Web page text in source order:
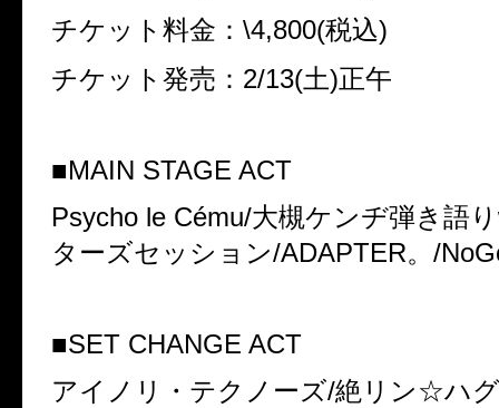
チケット料金： \4,800(税込)
チケット発売： 2/13(土)正午
■MAIN STAGE ACT
Psycho le Cému/大槻ケンヂ弾き語り
ターズセッション/ADAPTER。 /
■SET CHANGE ACT
アイノリ・テクノーズ/絶リン☆ハ